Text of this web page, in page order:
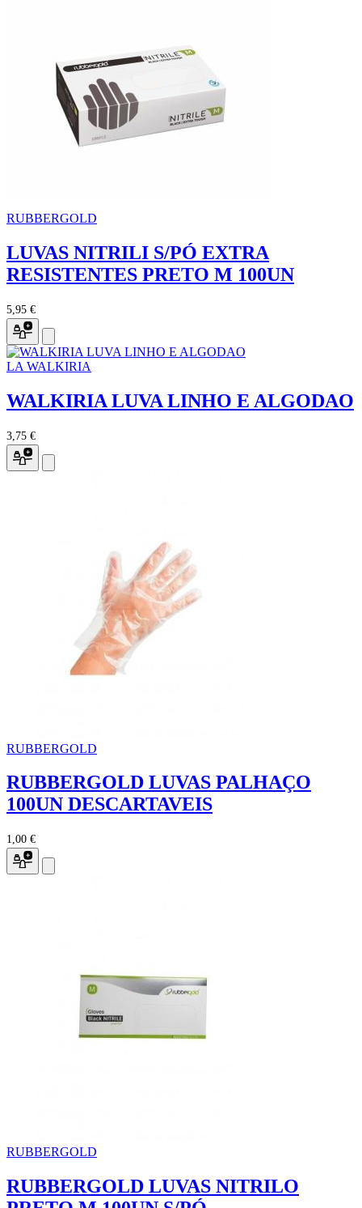
RUBBERGOLD
LUVAS NITRILI S/PÓ EXTRA
RESISTENTES PRETO M 100UN
5,95 €
LA WALKIRIA
WALKIRIA LUVA LINHO E ALGODAO
3,75 €
RUBBERGOLD
RUBBERGOLD LUVAS PALHAÇO
100UN DESCARTAVEIS
1,00 €
RUBBERGOLD
RUBBERGOLD LUVAS NITRILO